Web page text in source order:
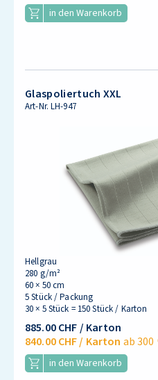
in den Warenkorb
Glaspoliertuch XXL
Art-Nr.LH-947
Hellgrau
280 g/m²
60 × 50 cm
5 Stück / Packung
30 × 5 Stück = 150 Stück / Karton
885.00 CHF/ Karton
840.00 CHF/ Karton ab 300
in den Warenkorb